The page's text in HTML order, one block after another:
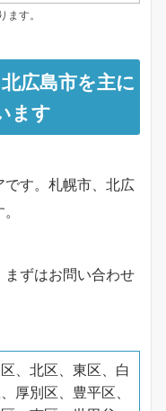
ます。
広島市を主に
ます
す。札幌市、北広
ずはお問い合わせ
、北区、東区、白
厚別区、豊平区、